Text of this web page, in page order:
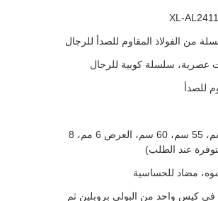
XL-
من الفولاذ المقاوم للصدأ للرجال
عصرية، سلسلة كوبية للرجال
للصدأ
الطول 45 سم، 55 سم، 60 سم، العرض 6 مم، 8
عند الطلب)
مضاد للحساسية
كيس واحد من البولي بروبلين ثم